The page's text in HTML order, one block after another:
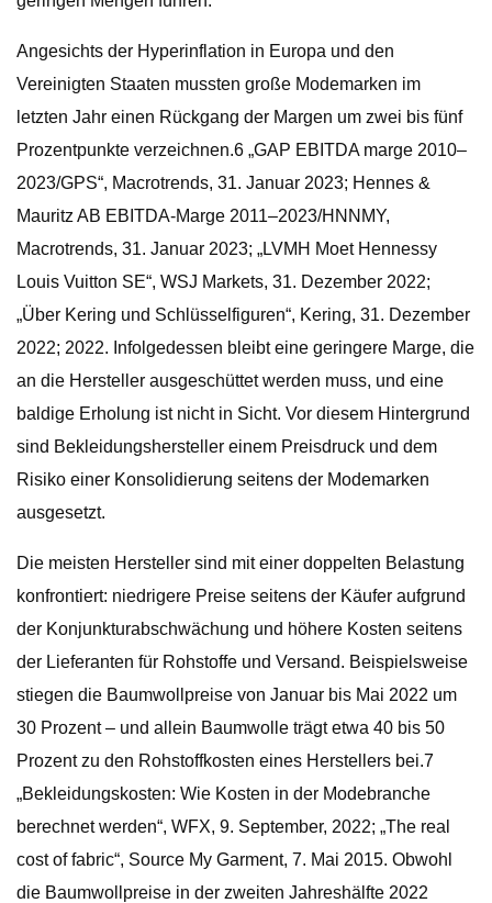
Angesichts der Hyperinflation in Europa und den
Vereinigten Staaten mussten große Modemarken im
letzten Jahr einen Rückgang der Margen um zwei bis fünf
Prozentpunkte verzeichnen.6 „GAP EBITDA marge 2010–
2023/GPS“, Macrotrends, 31. Januar 2023; Hennes &
Mauritz AB EBITDA-Marge 2011–2023/HNNMY,
Macrotrends, 31. Januar 2023; „LVMH Moet Hennessy
Louis Vuitton SE“, WSJ Markets, 31. Dezember 2022;
„Über Kering und Schlüsselfiguren“, Kering, 31. Dezember
2022; 2022. Infolgedessen bleibt eine geringere Marge, die
an die Hersteller ausgeschüttet werden muss, und eine
baldige Erholung ist nicht in Sicht. Vor diesem Hintergrund
sind Bekleidungshersteller einem Preisdruck und dem
Risiko einer Konsolidierung seitens der Modemarken
ausgesetzt.
Die meisten Hersteller sind mit einer doppelten Belastung
konfrontiert: niedrigere Preise seitens der Käufer aufgrund
der Konjunkturabschwächung und höhere Kosten seitens
der Lieferanten für Rohstoffe und Versand. Beispielsweise
stiegen die Baumwollpreise von Januar bis Mai 2022 um
30 Prozent – ​​und allein Baumwolle trägt etwa 40 bis 50
Prozent zu den Rohstoffkosten eines Herstellers bei.7
„Bekleidungskosten: Wie Kosten in der Modebranche
berechnet werden“, WFX, 9. September, 2022; „The real
cost of fabric“, Source My Garment, 7. Mai 2015. Obwohl
die Baumwollpreise in der zweiten Jahreshälfte 2022